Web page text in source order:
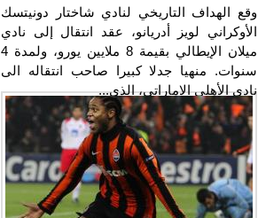
وقع الهداف التاريخي لنادي شاختار دونيتسك
الأوكراني لويز أدريانو، عقد انتقال إلى نادي
ميلان الإيطالي بقيمة 8 ملايين يورو، ولمدة 4
سنوات. منهيا جدلا كبيرا صاحب انتقاله الى
نادي الأهلي الاماراتي، الذي...